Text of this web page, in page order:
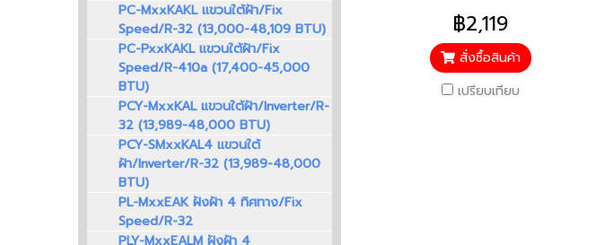
฿2,119
สั่งซื้อสินค้า
เปรียบเทียบ
PC-MxxKAKL แขวนใต้ฝ้า/Fix
Speed/R-32 (13,000-48,109 BTU)
PC-PxxKAKL แขวนใต้ฝ้า/Fix
Speed/R-410a (17,400-45,000
BTU)
PCY-MxxKAL แขวนใต้ฝ้า/Inverter/R-
32 (13,989-48,000 BTU)
PCY-SMxxKAL4 แขวนใต้
ฝ้า/Inverter/R-32 (13,989-48,000
BTU)
PL-MxxEAK ฝังฝ้า 4 ทิศทาง/Fix
Speed/R-32
PLY-MxxEALM ฝังฝ้า 4